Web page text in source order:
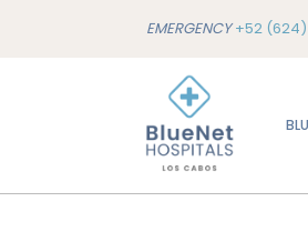
EMERGENCY+52 (624)